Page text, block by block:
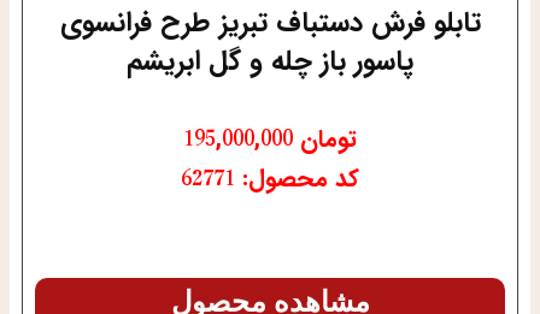
تابلو فرش دستباف تبریز طرح فرانسوی
پاسور باز چله و گل ابریشم
تومان
کد محصول: 62771
مشاهده محصول